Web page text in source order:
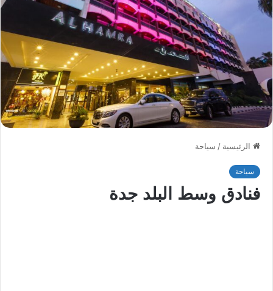
الرئيسية / سياحة
سياحة
فنادق وسط البلد جدة